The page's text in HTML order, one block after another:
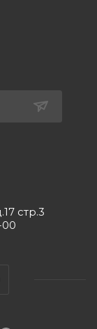
стр.3
00